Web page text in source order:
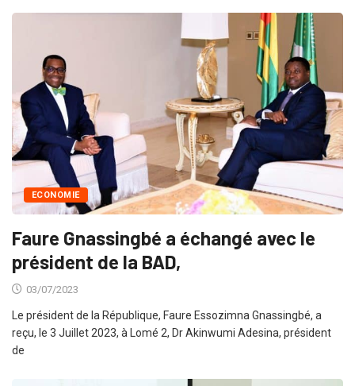
ECONOMIE
Faure Gnassingbé a échangé avec le
président de la BAD,
03/07/2023
Le président de la République, Faure Essozimna Gnassingbé, a
reçu, le 3 Juillet 2023, à Lomé 2, Dr Akinwumi Adesina, président
de